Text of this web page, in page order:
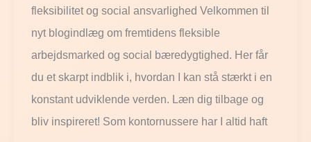
fleksibilitet og social ansvarlighed Velkommen til
nyt blogindlæg om fremtidens fleksible
arbejdsmarked og social bæredygtighed. Her får
du et skarpt indblik i, hvordan I kan stå stærkt i en
konstant udviklende verden. Læn dig tilbage og
bliv inspireret! Som kontornussere har I altid haft